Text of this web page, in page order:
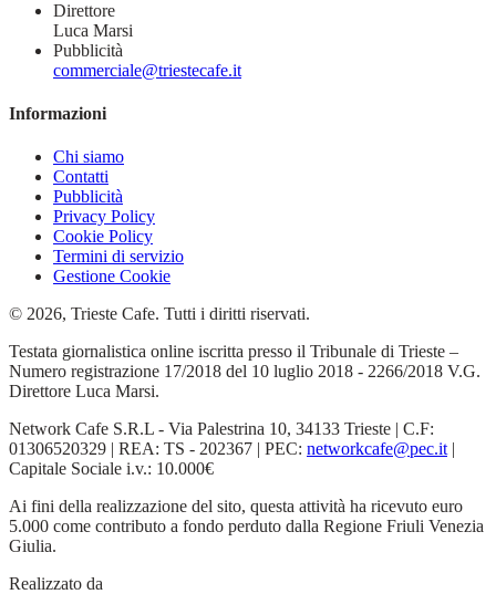
Direttore
Luca Marsi
Pubblicità
commerciale@triestecafe.it
Informazioni
Chi siamo
Contatti
Pubblicità
Privacy Policy
Cookie Policy
Termini di servizio
Gestione Cookie
© 2026, Trieste Cafe. Tutti i diritti riservati.
Testata giornalistica online iscritta presso il Tribunale di Trieste –
Numero registrazione 17/2018 del 10 luglio 2018 - 2266/2018 V.G.
Direttore Luca Marsi.
Network Cafe S.R.L - Via Palestrina 10, 34133 Trieste | C.F:
01306520329 | REA: TS - 202367 | PEC: networkcafe@pec.it|
Capitale Sociale i.v.: 10.000€
Ai fini della realizzazione del sito, questa attività ha ricevuto euro
5.000 come contributo a fondo perduto dalla Regione Friuli Venezia
Giulia.
Realizzato da